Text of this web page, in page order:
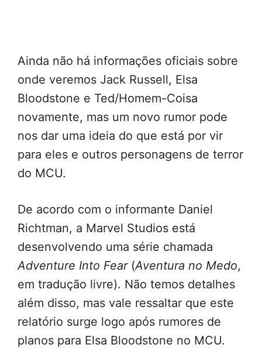
Ainda não há informações oficiais sobre
onde veremos Jack Russell, Elsa
Bloodstone e Ted/Homem-Coisa
novamente, mas um novo rumor pode
nos dar uma ideia do que está por vir
para eles e outros personagens de terror
do MCU.
De acordo com o informante Daniel
Richtman, a Marvel Studios está
desenvolvendo uma série chamada
Adventure Into Fear (Aventura no Medo,
em tradução livre). Não temos detalhes
além disso, mas vale ressaltar que este
relatório surge logo após rumores de
planos para Elsa Bloodstone no MCU.